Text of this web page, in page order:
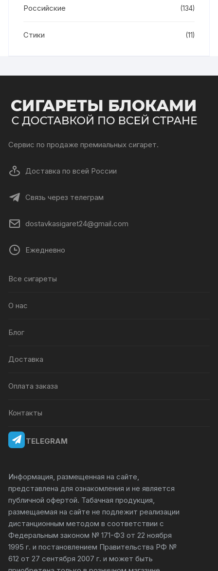
Российские (134)
Стики (11)
Сервис по продаже премиальных сигарет.
Доставка по всей России
Связь через телеграм
dostavkasigaret24@gmail.com
Ежедневно
Все сигареты
О нас
Блог
Доставка
Оплата заказа
Контакты
TELEGRAM
Информация, размещенная на сайте,
представлена для ознакомления и не является
публичной офертой. Табачная продукция,
размещаемая на сайте не подлежит реализации
дистанционным методом в соответствии с
Федеральным законом № 171-ФЗ от 22 ноября
1995 г. и постановлением Правительства РФ №
612 от 27 сентября 2007 г. и может быть